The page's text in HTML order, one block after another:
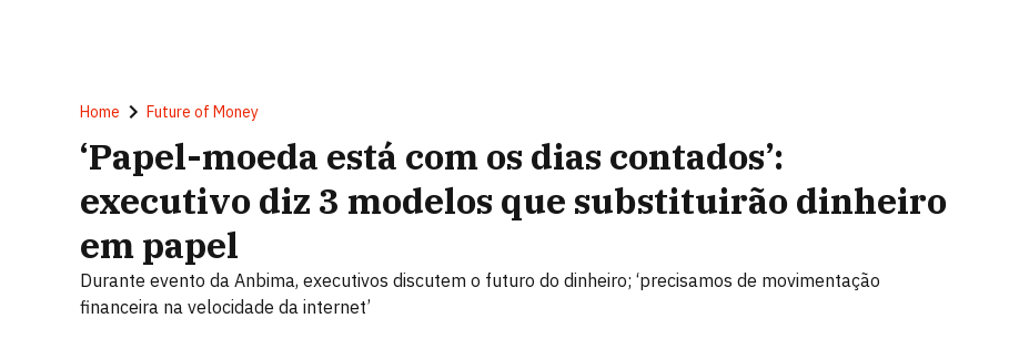
Home Future of Money
‘Papel-moeda está com os dias contados’:
executivo diz 3 modelos que substituirão dinheiro
em papel
Durante evento da Anbima, executivos discutem o futuro do dinheiro; ‘precisamos de movimentação
financeira na velocidade da internet’